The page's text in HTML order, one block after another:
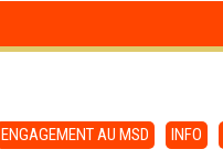
ENGAGEMENT AU MSD INFO